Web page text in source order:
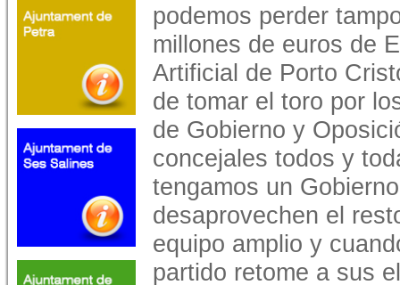
podemos perder
millones de euros de
Artificial de Porto
de tomar el toro por
de Gobierno y
concejales todos y
tengamos un
desaprovechen el
equipo amplio y
partido retome a sus